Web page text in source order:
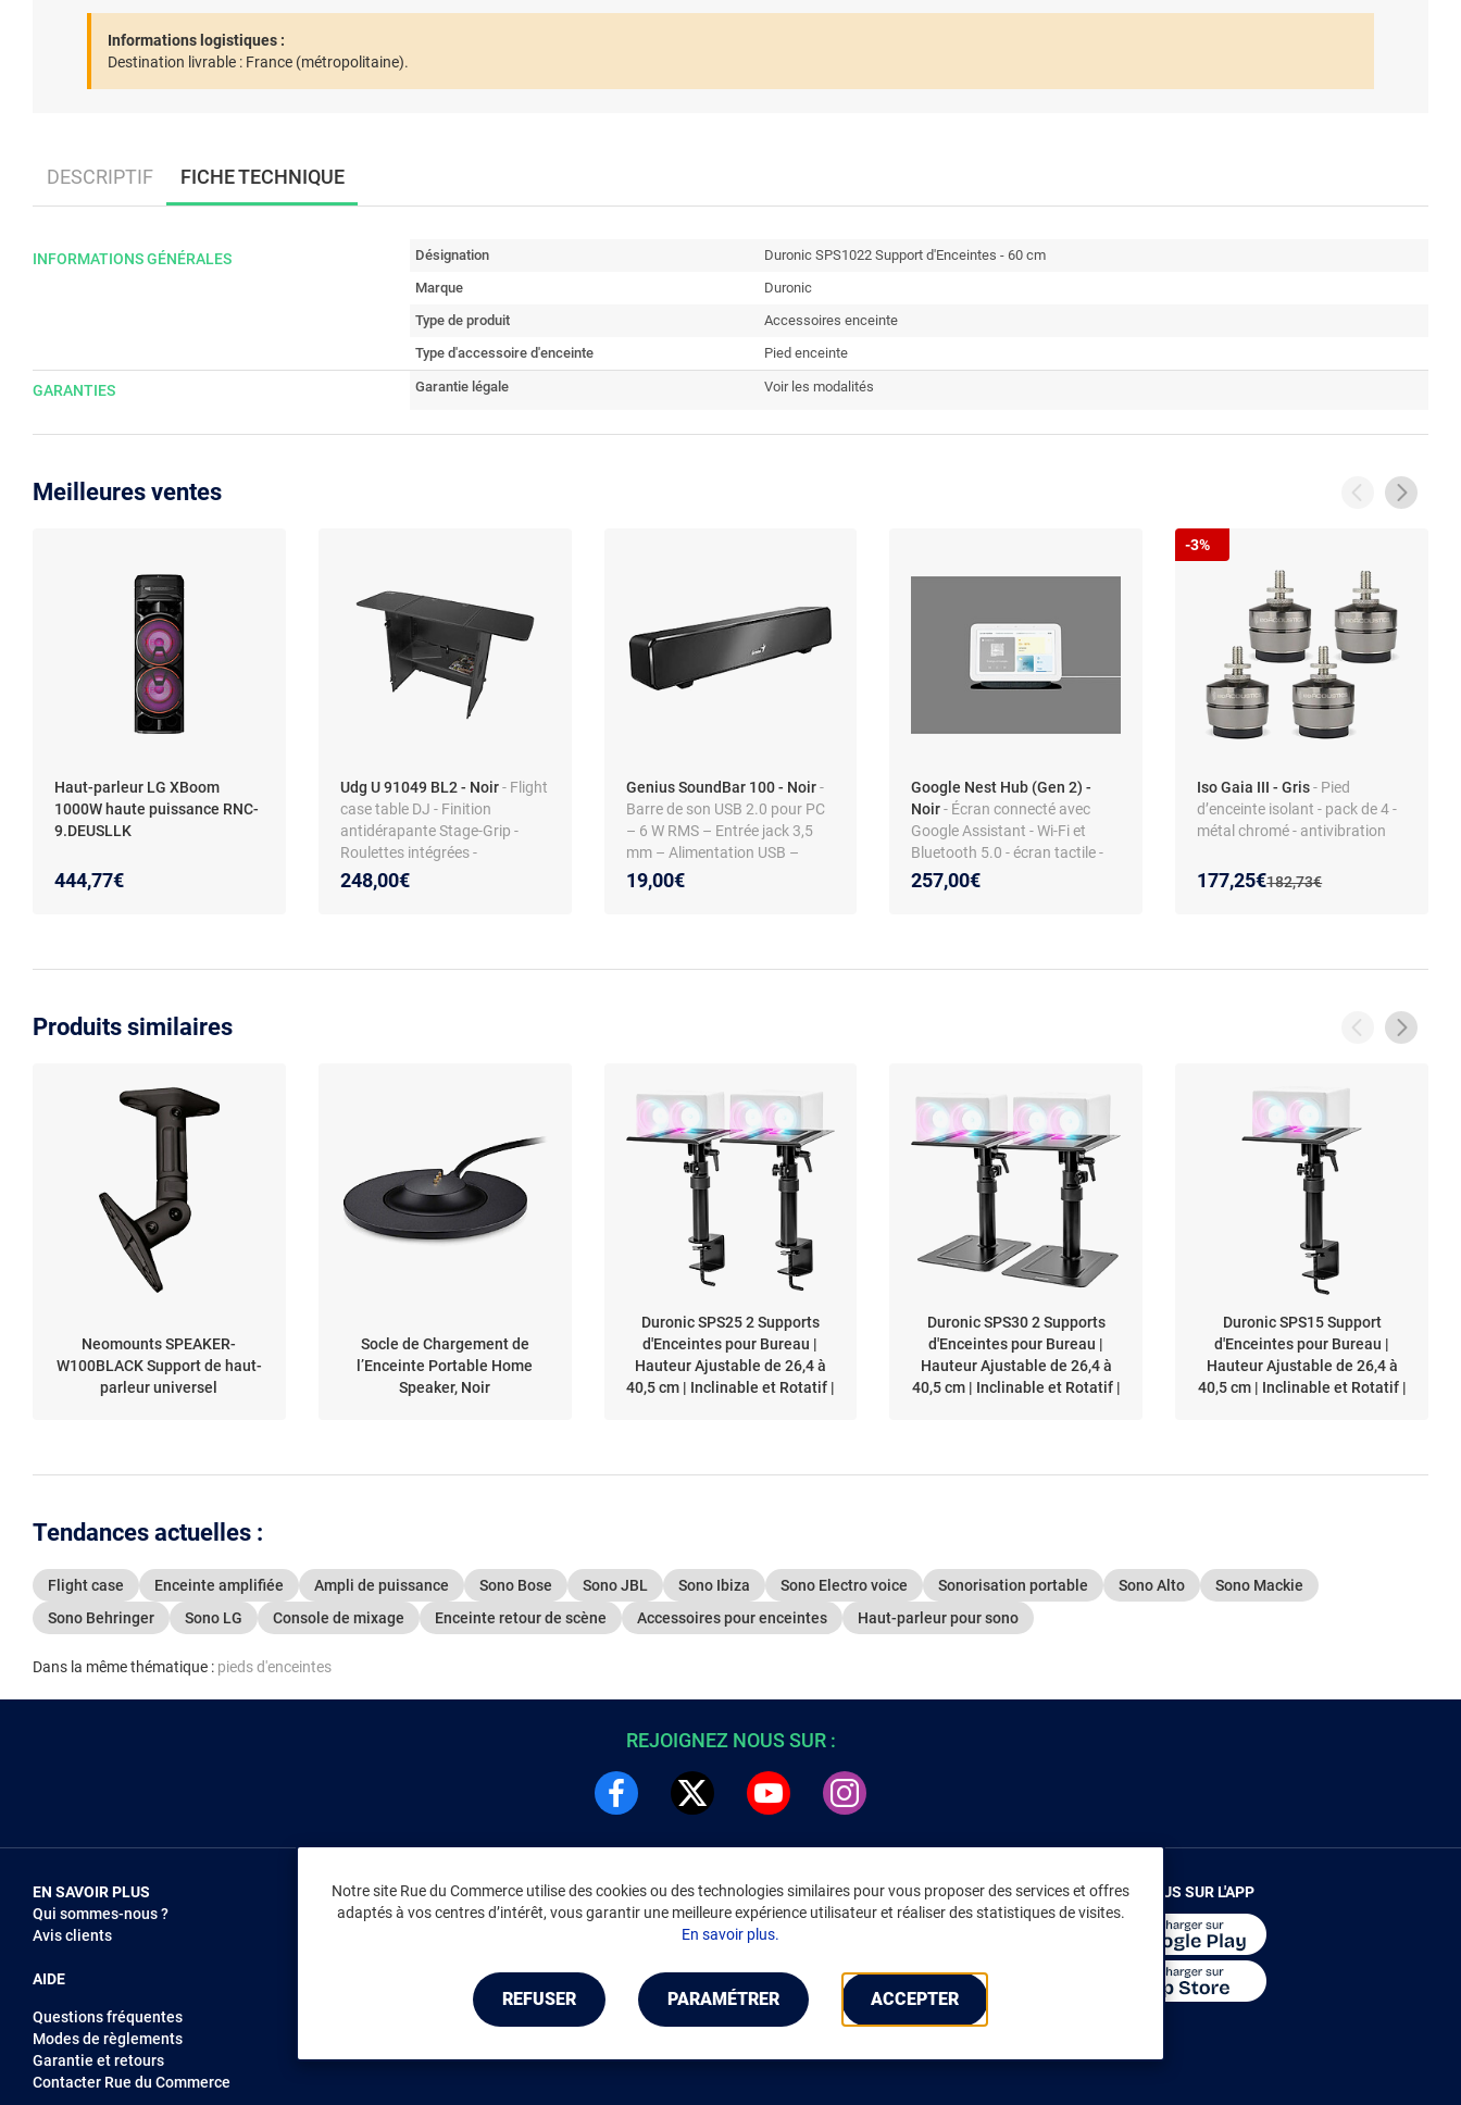
Informations logistiques :
Destination livrable : France (métropolitaine).
DESCRIPTIF FICHE TECHNIQUE
INFORMATIONS GÉNÉRALES Désignation
Duronic SPS1022 Support d'Enceintes - 60 cm
Marque
Duronic
Type de produit
Accessoires enceinte
Type d'accessoire d'enceinte
Pied enceinte
GARANTIES Garantie légale Voir les modalités
Meilleures ventes
Haut-parleur LG XBoom
1000W haute puissance RNC-
9.DEUSLLK
444,77€
Udg U 91049 BL2 - Noir- Flight
case table DJ - Finition
antidérapante Stage-Grip -
Roulettes intégrées -
Fermetures papillon - Coins
métal - Cornières alu - Poignée
248,00€
Genius SoundBar 100 - Noir-
Barre de son USB 2.0 pour PC
– 6 W RMS – Entrée jack 3,5
mm – Alimentation USB –
Bluetooth – Contrôle de
volume intégré – Réponse 110
19,00€
Google Nest Hub (Gen 2) -
Noir- Écran connecté avec
Google Assistant - Wi-Fi et
Bluetooth 5.0 - écran tactile -
haut-parleur intégré -
commandes vocales -
257,00€
Iso Gaia III - Gris- Pied
d’enceinte isolant - pack de 4 -
métal chromé - antivibration
Ancien prix :
182,73€
Nouveau prix :
177,25€
Réduction de :
-3%
Produits similaires
Neomounts SPEAKER-
W100BLACK Support de haut-
parleur universel
Socle de Chargement de
l’Enceinte Portable Home
Speaker, Noir
Duronic SPS25 2 Supports
d'Enceintes pour Bureau |
Hauteur Ajustable de 26,4 à
40,5 cm | Inclinable et Rotatif |
Duronic SPS30 2 Supports
d'Enceintes pour Bureau |
Hauteur Ajustable de 26,4 à
40,5 cm | Inclinable et Rotatif |
Duronic SPS15 Support
d'Enceintes pour Bureau |
Hauteur Ajustable de 26,4 à
40,5 cm | Inclinable et Rotatif |
Tendances actuelles :
Flight case Enceinte amplifiée Ampli de puissance Sono Bose Sono JBL Sono Ibiza Sono Electro voice Sonorisation portable Sono Alto
Sono Mackie
Sono Behringer
Sono LG Console de mixage Enceinte retour de scène Accessoires pour enceintes Haut-parleur pour sono
Dans la même thématique : pieds d'enceintes
Notre site Rue du Commerce utilise des cookies ou des technologies similaires pour vous proposer des services et offres
adaptés à vos centres d’intérêt, vous garantir une meilleure expérience utilisateur et réaliser des statistiques de visites.
En savoir plus.
REFUSER PARAMÉTRER ACCEPTER
REJOIGNEZ NOUS SUR :
EN SAVOIR PLUS
Qui sommes-nous ?
Avis clients
AIDE
Questions fréquentes
Modes de règlements
Garantie et retours
Contacter Rue du Commerce
NOUS REJOINDRE
Vendez sur RDC
INFORMATIONS LÉGALES
Environnement
CGV/CGU Marketplace
Gérer mes cookies
Mentions légales
Accessibilité : non conforme
RENDEZ-VOUS SUR L'APP